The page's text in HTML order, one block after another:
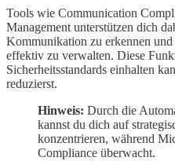
Tools wie Communication
Management unterstützen dich
Kommunikation zu erkennen
effektiv zu verwalten. Diese
Sicherheitsstandards einhalten
reduzierst.
Hinweis: Durch die
kannst du dich auf
konzentrieren, während
Compliance überwacht.